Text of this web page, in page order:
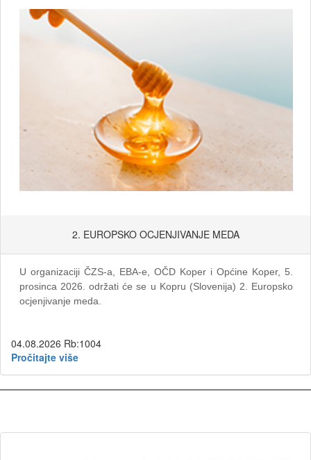
2. EUROPSKO OCJENJIVANJE MEDA
U organizaciji ČZS-a, EBA-e, OČD Koper i Općine Koper, 5.
prosinca 2026. održati će se u Kopru (Slovenija) 2. Europsko
ocjenjivanje meda.
04.08.2026 Rb:1004
Pročitajte više